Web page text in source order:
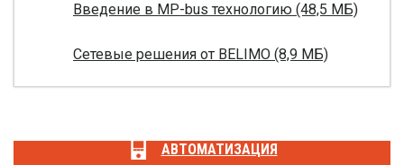
Введение в MP-bus технологию (48,5 МБ)
Сетевые решения от BELIMO (8,9 МБ)
АВТОМАТИЗАЦИЯ